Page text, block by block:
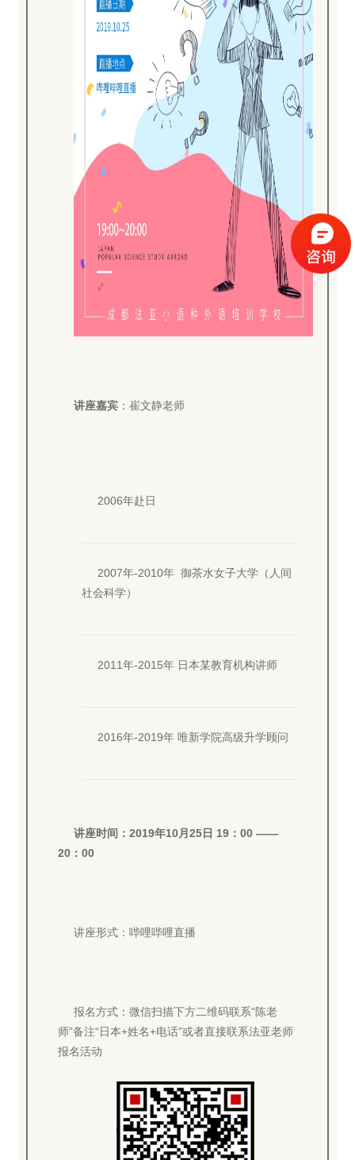
讲座嘉宾：崔文静老师
2006年赴日
2007年-2010年 御茶水女子大学（人间
社会科学）
2011年-2015年 日本某教育机构讲师
2016年-2019年 唯新学院高级升学顾问
讲座时间：2019年10月25日 19：00 ——
20：00
讲座形式：哔哩哔哩直播
报名方式：微信扫描下方二维码联系“陈老
师”备注“日本+姓名+电话”或者直接联系法亚老师
报名活动